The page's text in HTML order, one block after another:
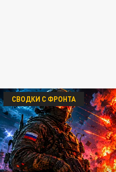
СВОДКИ С ФРОНТА